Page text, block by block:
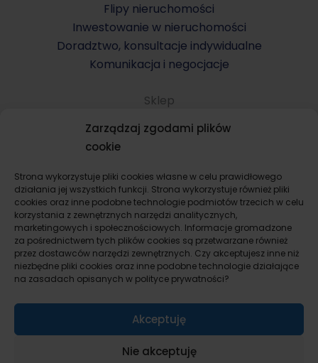
Zarządzaj zgodami plików
cookie
Strona wykorzystuje pliki cookies własne w celu prawidłowego
działania jej wszystkich funkcji. Strona wykorzystuje również pliki
cookies oraz inne podobne technologie podmiotów trzecich w celu
korzystania z zewnętrznych narzędzi analitycznych,
marketingowych i społecznościowych. Informacje gromadzone
za pośrednictwem tych plików cookies są przetwarzane również
przez dostawców narzędzi zewnętrznych. Czy akceptujesz inne niż
niezbędne pliki cookies oraz inne podobne technologie działające
na zasadach opisanych w polityce prywatności?
Akceptuję
Nie akceptuję
Flipy nieruchomości
Inwestowanie w nieruchomości
Doradztwo, konsultacje indywidualne
Komunikacja i negocjacje
Sklep
Komunikacja i negocjacje
Konsultacje indywidualne
Kupno mieszkania i domu
Sprzedaż mieszkania i domu
Wynajem mieszkania i domu
Remont i wykończenie mieszkania, domu
Flipy dla startujących
Inwestowanie w nieruchomości prywatnie
Inwestowanie w nieruchomości jako firma
Pakiety inwestycyjne
Bez kategorii
Check listy kontrolne i formularze
Umowy i protokoły
Kalkulatory inwestycyjne flipa